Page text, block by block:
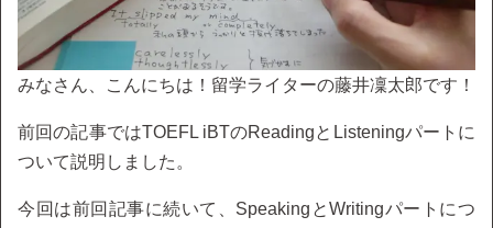
みなさん、こんにちは！留学ライターの藤井凜太郎です！
前回の記事ではTOEFL iBTのReadingとListeningパートに
ついて説明しました。
今回は前回記事に続いて、SpeakingとWritingパートにつ